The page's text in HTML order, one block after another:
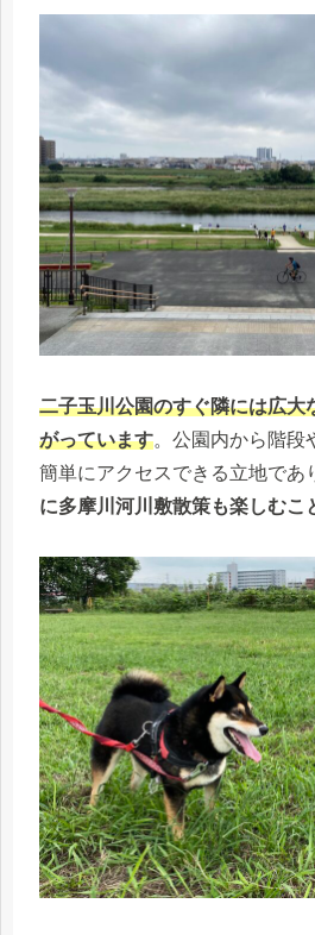
二子玉川公園のすぐ隣には広大
がっています。公園内から階段
簡単にアクセスできる立地であ
に多摩川河川敷散策も楽しむこ